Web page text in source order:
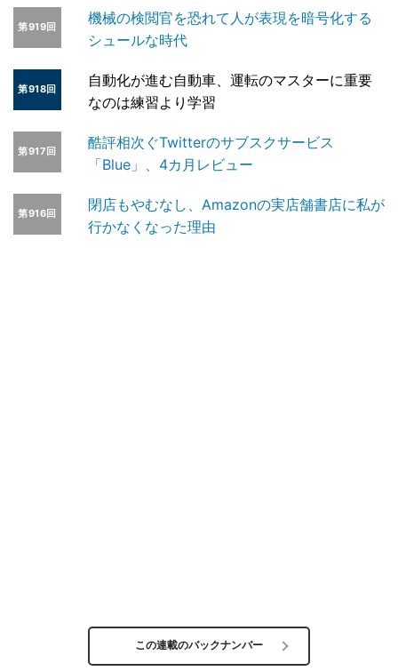
第919回
機械の検閲官を恐れて人が表現を暗号化する
シュールな時代
第918回
自動化が進む自動車、運転のマスターに重要
なのは練習より学習
第917回
酷評相次ぐTwitterのサブスクサービス
「Blue」、4カ月レビュー
第916回
閉店もやむなし、Amazonの実店舗書店に私が
行かなくなった理由
この連載のバックナンバー